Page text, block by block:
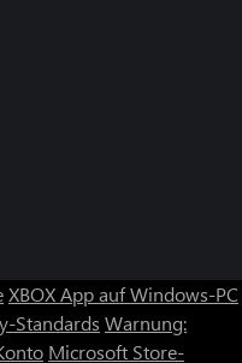
XBOX App auf Windows-PC
Standards Warnung:
Microsoft Store-